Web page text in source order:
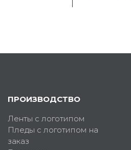
ПРОИЗВОДСТВО
Ленты с логотипом
Пледы с логотипом на
заказ